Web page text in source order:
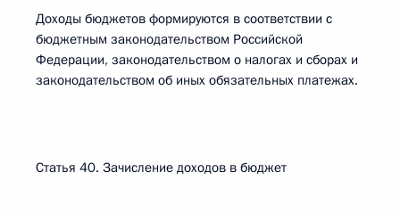
Доходы бюджетов формируются в соответствии с
бюджетным законодательством Российской
Федерации, законодательством о налогах и сборах и
законодательством об иных обязательных платежах.
Статья 40. Зачисление доходов в бюджет